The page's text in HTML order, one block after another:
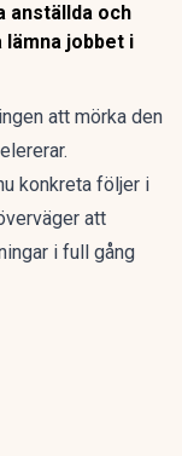
anställda och
lämna jobbet i
att mörka den
konkreta följer i
att
i full gång